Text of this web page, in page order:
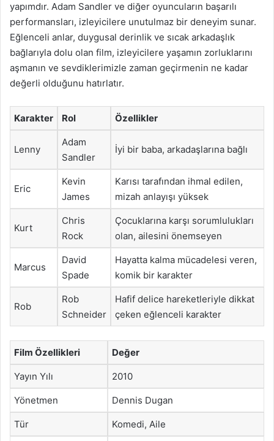
yapımdır. Adam Sandler ve diğer oyuncuların başarılı
performansları, izleyicilere unutulmaz bir deneyim sunar.
Eğlenceli anlar, duygusal derinlik ve sıcak arkadaşlık
bağlarıyla dolu olan film, izleyicilere yaşamın zorluklarını
aşmanın ve sevdiklerimizle zaman geçirmenin ne kadar
değerli olduğunu hatırlatır.
Karakter Rol Özellikler
Lenny
Adam
Sandler
İyi bir baba, arkadaşlarına bağlı
Eric
Kevin
James
Karısı tarafından ihmal edilen,
mizah anlayışı yüksek
Kurt
Chris
Rock
Çocuklarına karşı sorumlulukları
olan, ailesini önemseyen
Marcus
David
Spade
Hayatta kalma mücadelesi veren,
komik bir karakter
Rob
Rob
Schneider
Hafif delice hareketleriyle dikkat
çeken eğlenceli karakter
Film Özellikleri Değer
Yayın Yılı 2010
Yönetmen Dennis Dugan
Tür Komedi, Aile